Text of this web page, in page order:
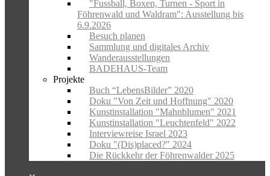
"Fussball, Boxen, Turnen - Sport in
Föhrenwald und Waldram": Ausstellung bis
6.9.2026
Besuch planen
Sammlung und digitales Archiv
Wanderausstellungen
BADEHAUS-Team
Projekte
Buch “LebensBilder” 2020
Doku "Von Zeit und Hoffnung" 2020
Kunstinstallation "Mahnblumen" 2021
Kunstinstallation "Leuchtenfeld" 2022
Interviewreise Israel 2023
Doku "(Dis)placed?" 2024
Die Rückkehr der Föhrenwalder 2025